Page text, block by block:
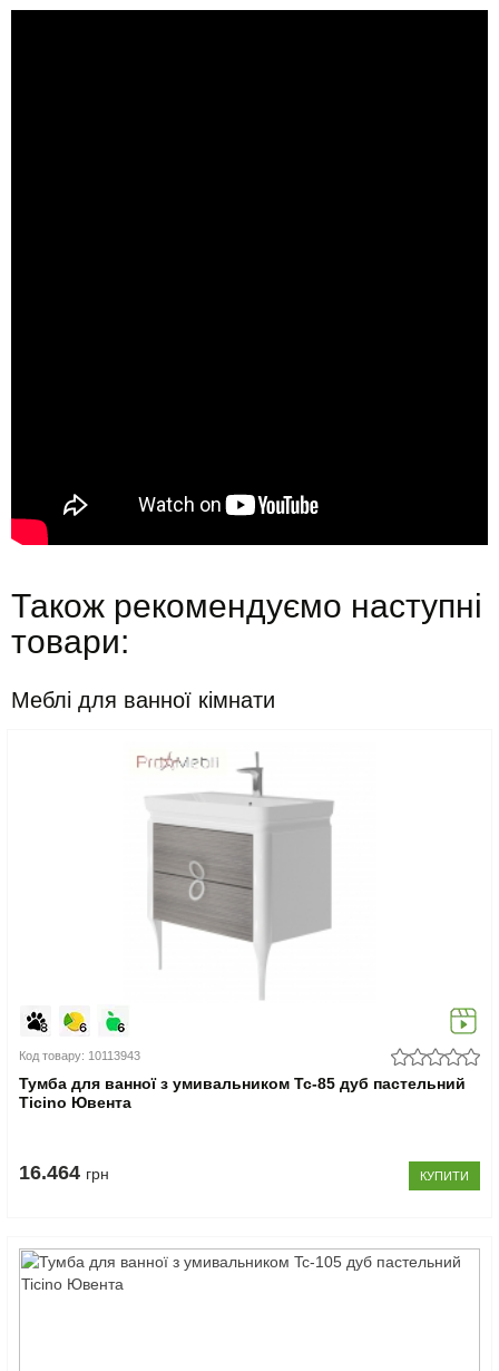
Також рекомендуємо наступні
товари:
Меблі для ванної кімнати
Код товару: 10113943
Тумба для ванної з умивальником Tc-85 дуб пастельний
Ticino Ювента
16.464 грн КУПИТИ